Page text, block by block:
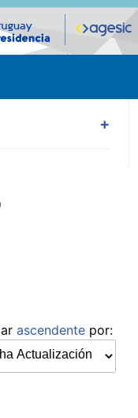
+
ascendente por: